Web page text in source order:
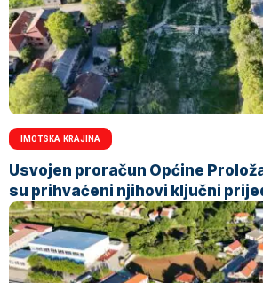
IMOTSKA KRAJINA
Usvojen proračun Općine
su prihvaćeni njihovi ključni